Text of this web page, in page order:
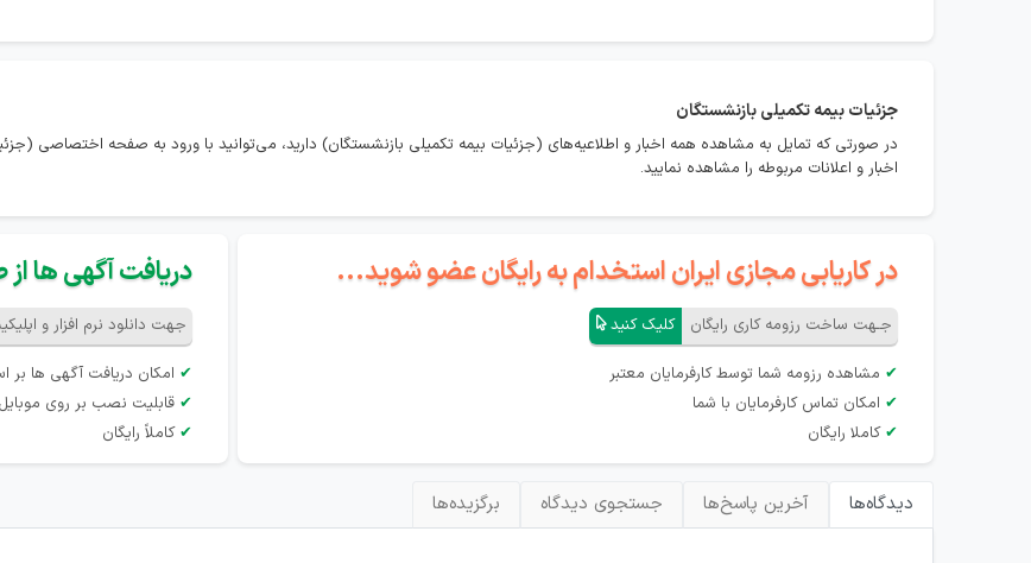
جزئیات بیمه تکمیلی بازنشستگان
در صورتی که تمایل به مشاهده همه اخبار و اطلاعیه‌های (جزئیات بیمه تکمیلی بازنشستگان) دارید، می‌توانید با ورود به صفحه اختصاصی
اخبار و اعلانات مربوطه را مشاهده نمایید.
در کاریابی مجازی ایران استخدام به رایگان عضو شوید...
جـهت ساخت رزومه کاری رایگان کلیک کنید
✔ مشاهده رزومه شما توسط کارفرمایان معتبر
✔ امکان تماس کارفرمایان با شما
✔ کاملا رایگان
دریافت آگهی ها از
جهت دانلود نرم افزار و
✔ امکان دریافت آگهی ها
✔ قابلیت نصب بر روی موبایل
✔ کاملاً رایگان
دیدگاه‌ها آخرین پاسخ‌ها جستجوی دیدگاه برگزیده‌ها